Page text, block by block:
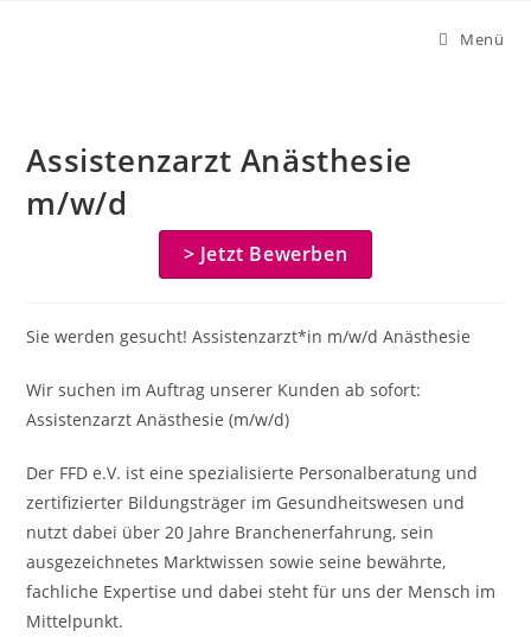
Menü
Assistenzarzt Anästhesie
m/w/d
> Jetzt Bewerben
Sie werden gesucht! Assistenzarzt*in m/w/d Anästhesie
Wir suchen im Auftrag unserer Kunden ab sofort:
Assistenzarzt Anästhesie (m/w/d)
Der FFD e.V. ist eine spezialisierte Personalberatung und
zertifizierter Bildungsträger im Gesundheitswesen und
nutzt dabei über 20 Jahre Branchenerfahrung, sein
ausgezeichnetes Marktwissen sowie seine bewährte,
fachliche Expertise und dabei steht für uns der Mensch im
Mittelpunkt.